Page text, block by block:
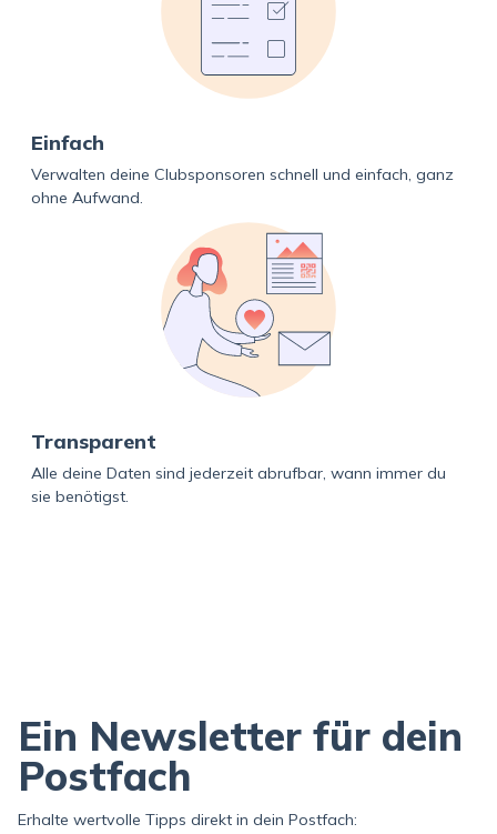
Einfach
Verwalten deine Clubsponsoren schnell und einfach, ganz
ohne Aufwand.
Transparent
Alle deine Daten sind jederzeit abrufbar, wann immer du
sie benötigst.
Ein Newsletter für dein
Postfach
Erhalte wertvolle Tipps direkt in dein Postfach: